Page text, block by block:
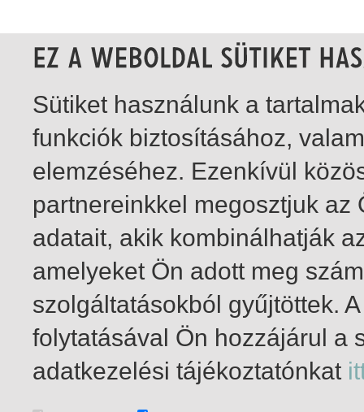
1-5 / insgesamt 5 Treffer
Sütiket használunk a
funkciók biztosításához,
elemzéséhez. Ezenkívül
partnereinkkel megosztjuk
adatait, akik kombinálhatják
amelyeket Ön adott meg
szolgáltatásokból gyűjtöttek.
folytatásával Ön hozzájárul a
adatkezelési tájékoztatónkat